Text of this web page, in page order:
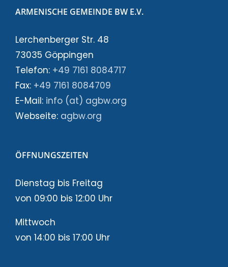
ARMENISCHE GEMEINDE BW E.V.
Lerchenberger Str. 48
73035 Göppingen
Telefon: +49 7161 8084717
Fax: +49 7161 8084709
E-Mail: info (at) agbw.org
Webseite: agbw.org
ÖFFNUNGSZEITEN
Dienstag bis Freitag
von 09:00 bis 12:00 Uhr
Mittwoch
von 14:00 bis 17:00 Uhr